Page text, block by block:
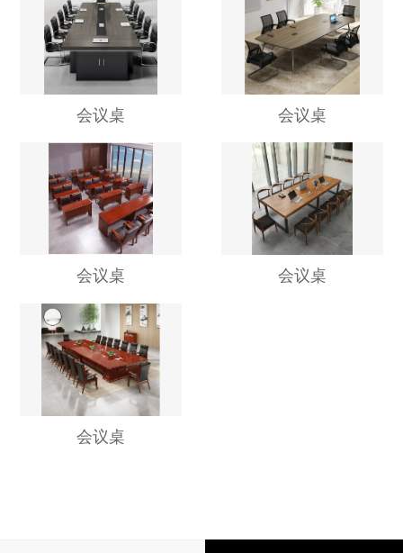
会议桌 会议桌
会议桌 会议桌
会议桌